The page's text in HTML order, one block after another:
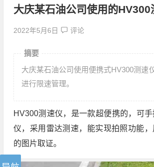
大庆某石油公司使用的HV300
2022年5月6日 评论
摘要
大庆某石油公司使用便携式HV300测速
进行限速管理。
HV300测速仪，是一款超便携的，可
仪，采用雷达测速，能实现拍照功能
的图片取证。